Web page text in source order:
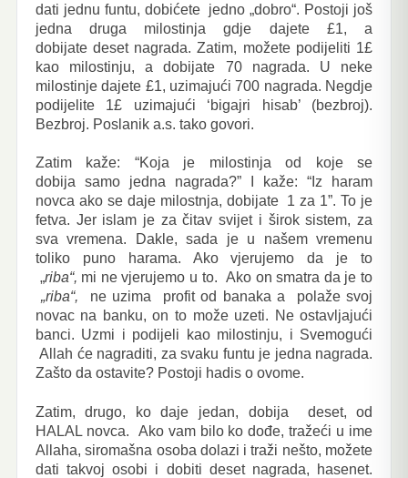
dati jednu funtu, dobićete jedno „dobro“. Postoji još
jedna druga milostinja gdje dajete £1, a
dobijate deset nagrada. Zatim, možete podijeliti 1£
kao milostinju, a dobijate 70 nagrada. U neke
milostinje dajete £1, uzimajući 700 nagrada. Negdje
podijelite 1£ uzimajući ‘bigajri hisab’ (bezbroj).
Bezbroj. Poslanika.s. tako govori.
Zatim kaže: “Koja je milostinja od koje se
dobija samo jedna nagrada?” I kaže: “Iz haram
novca ako se daje milostnja, dobijate 1 za 1”. To je
fetva. Jer islam je za čitav svijet i širok sistem, za
sva vremena. Dakle, sada je u našem vremenu
toliko puno harama. Ako vjerujemo da je to
„riba“, mi ne vjerujemo u to. Ako on smatra da je to
„riba“,
ne uzima profit od banaka a polaže svoj
novac na banku, on to može uzeti. Ne ostavljajući
banci. Uzmi i podijeli kao milostinju, i Svemogući
Allah će nagraditi, za svaku funtu je jedna nagrada.
Zašto da ostavite? Postoji hadis o ovome.
Zatim, drugo, ko daje jedan, dobija deset, od
HALAL novca. Ako vam bilo ko dođe, tražeći u ime
Allaha, siromašna osoba dolazi i traži nešto, možete
dati takvoj osobi i dobiti deset nagrada, hasenet.